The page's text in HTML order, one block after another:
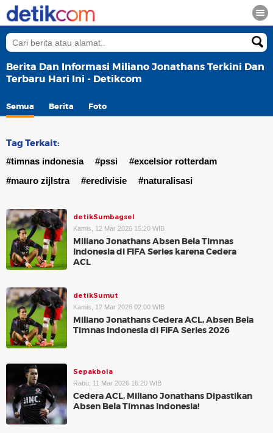
Berita Dan Informasi Miliano Jonathans Terkini Dan
Terbaru Hari Ini - Detikcom
Semua Berita Foto
Tag Terkait:
#timnas indonesia #pssi
#excelsior rotterdam
#mauro zijlstra
#eredivisie #naturalisasi
detikSumbagsel
Kamis, 12 Mar 2026 15:20 WIB
Miliano Jonathans Absen Bela Timnas
Indonesia di FIFA Series karena Cedera
ACL
detikSumut
Kamis, 12 Mar 2026 02:00 WIB
Miliano Jonathans Cedera ACL, Absen Bela
Timnas Indonesia di FIFA Series 2026
Sepakbola
Rabu, 11 Mar 2026 16:20 WIB
Cedera ACL, Miliano Jonathans Dipastikan
Absen Bela Timnas Indonesia!